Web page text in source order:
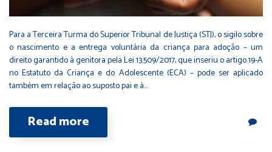
Para a Terceira Turma do Superior Tribunal de Justiça (STJ), o sigilo sobre
o nascimento e a entrega voluntária da criança para adoção – um
direito garantido à genitora pela Lei 13.509/2017, que inseriu o artigo 19-A
no Estatuto da Criança e do Adolescente (ECA) – pode ser aplicado
também em relação ao suposto pai e à…
Read more